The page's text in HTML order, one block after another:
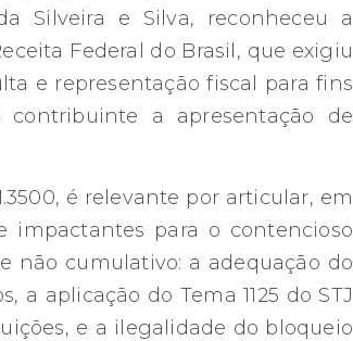
Silveira e Silva, reconheceu a
Federal do Brasil, que exigiu
e representação fiscal para fins
a apresentação de
é relevante por articular, em
para o contencioso
não cumulativo: a adequação do
aplicação do Tema 1125 do STJ
e a ilegalidade do bloqueio